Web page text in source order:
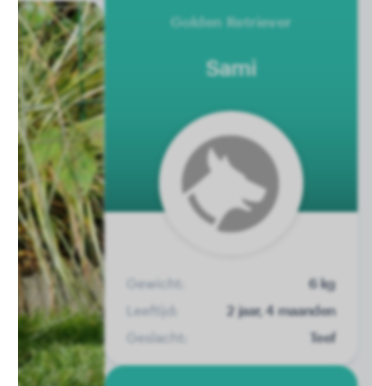
Golden Retriever
Sami
Gewicht:
6 kg
Leeftijd:
2 jaar, 4 maanden
Geslacht:
Teef